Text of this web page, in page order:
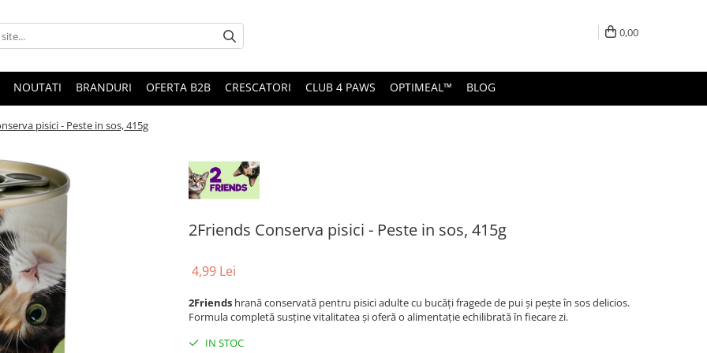
0,00
NOUTATI BRANDURI OFERTA B2B CRESCATORI CLUB 4 PAWS OPTIMEAL™ BLOG
pisici - Peste in sos, 415g
2Friends Conserva pisici - Peste in sos, 415g
4,99 Lei
2Friends hrană conservată pentru pisici adulte cu bucăți fragede de pui și pește în sos delicios.
Formula completă susține vitalitatea și oferă o alimentație echilibrată în fiecare zi.
IN STOC